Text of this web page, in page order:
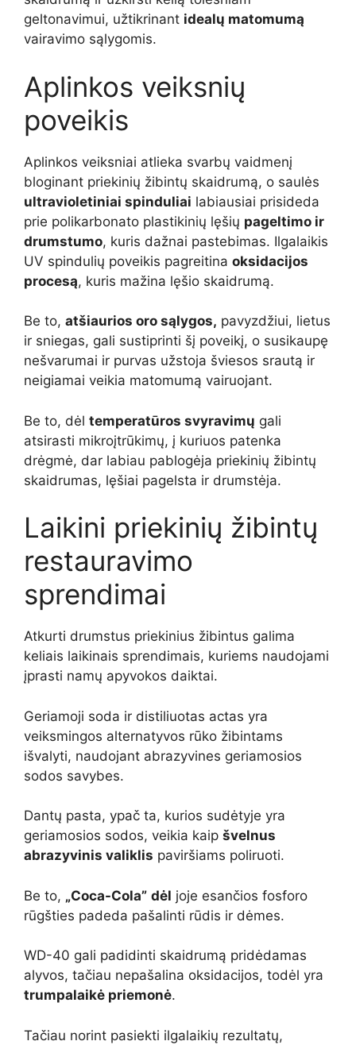
geltonavimui, užtikrinant idealų matomumą
vairavimo sąlygomis.
Aplinkos veiksnių
poveikis
Aplinkos veiksniai atlieka svarbų vaidmenį
bloginant priekinių žibintų skaidrumą, o saulės
ultravioletiniai spinduliai labiausiai prisideda
prie polikarbonato plastikinių lęšių pageltimo ir
drumstumo, kuris dažnai pastebimas. Ilgalaikis
UV spindulių poveikis pagreitina oksidacijos
procesą, kuris mažina lęšio skaidrumą.
Be to, atšiaurios oro sąlygos, pavyzdžiui, lietus
ir sniegas, gali sustiprinti šį poveikį, o susikaupę
nešvarumai ir purvas užstoja šviesos srautą ir
neigiamai veikia matomumą vairuojant.
Be to, dėl temperatūros svyravimų gali
atsirasti mikroįtrūkimų, į kuriuos patenka
drėgmė, dar labiau pablogėja priekinių žibintų
skaidrumas, lęšiai pagelsta ir drumstėja.
Laikini priekinių žibintų
restauravimo
sprendimai
Atkurti drumstus priekinius žibintus galima
keliais laikinais sprendimais, kuriems naudojami
įprasti namų apyvokos daiktai.
Geriamoji soda ir distiliuotas actas yra
veiksmingos alternatyvos rūko žibintams
išvalyti, naudojant abrazyvines geriamosios
sodos savybes.
Dantų pasta, ypač ta, kurios sudėtyje yra
geriamosios sodos, veikia kaip švelnus
abrazyvinis valiklis paviršiams poliruoti.
Be to, „Coca-Cola” dėl joje esančios fosforo
rūgšties padeda pašalinti rūdis ir dėmes.
WD-40 gali padidinti skaidrumą pridėdamas
alyvos, tačiau nepašalina oksidacijos, todėl yra
trumpalaikė priemonė.
Tačiau norint pasiekti ilgalaikių rezultatų,